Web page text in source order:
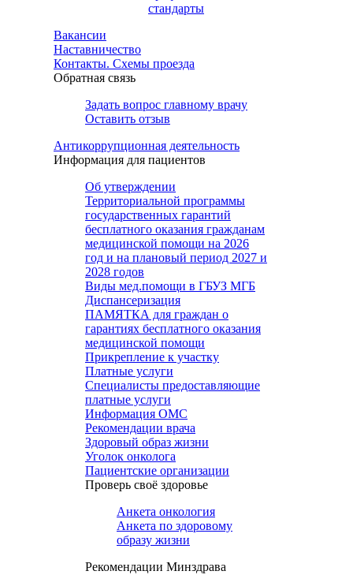
стандарты
Вакансии
Наставничество
Контакты. Схемы проезда
Обратная связь
Задать вопрос главному врачу
Оставить отзыв
Антикоррупционная деятельность
Информация для пациентов
Об утверждении
Территориальной программы
государственных гарантий
бесплатного оказания гражданам
медицинской помощи на 2026
год и на плановый период 2027 и
2028 годов
Виды мед.помощи в ГБУЗ МГБ
Диспансеризация
ПАМЯТКА для граждан о
гарантиях бесплатного оказания
медицинской помощи
Прикрепление к участку
Платные услуги
Специалисты предоставляющие
платные услуги
Информация ОМС
Рекомендации врача
Здоровый образ жизни
Уголок онколога
Пациентские организации
Проверь своё здоровье
Анкета онкология
Анкета по здоровому
образу жизни
Рекомендации Минздрава